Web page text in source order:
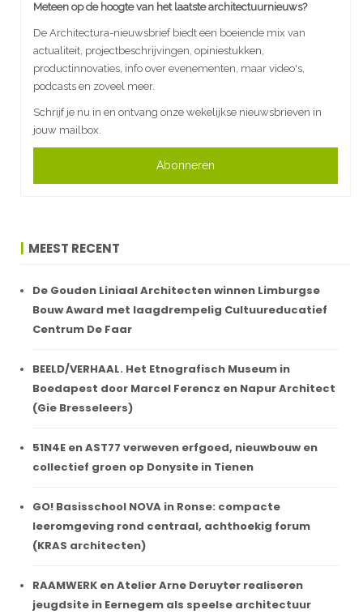
Meteen op de hoogte van het laatste architectuurnieuws?
De Architectura-nieuwsbrief biedt een boeiende mix van
actualiteit, projectbeschrijvingen, opiniestukken,
productinnovaties, info over evenementen, maar video's,
podcasts en zoveel meer.
Schrijf je nu in en ontvang onze wekelijkse nieuwsbrieven in
jouw mailbox.
Abonneren
MEEST RECENT
De Gouden Liniaal Architecten winnen Limburgse
Bouw Award met laagdrempelig Cultuureducatief
Centrum De Faar
BEELD/VERHAAL. Het Etnografisch Museum in
Boedapest door Marcel Ferencz en Napur Architect
(Gie Bresseleers)
51N4E en AST77 verweven erfgoed, nieuwbouw en
collectief groen op Donysite in Tienen
GO! Basisschool NOVA in Ronse: compacte
leeromgeving rond centraal, achthoekig forum
(KRAS architecten)
RAAMWERK en Atelier Arne Deruyter realiseren
jeugdsite in Eernegem als speelse architectuur